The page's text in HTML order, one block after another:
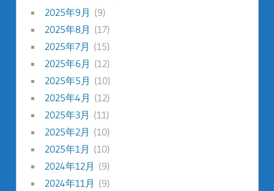
2025年9月 (9)
2025年8月 (17)
2025年7月 (15)
2025年6月 (12)
2025年5月 (10)
2025年4月 (12)
2025年3月 (11)
2025年2月 (10)
2025年1月 (10)
2024年12月 (9)
2024年11月 (9)